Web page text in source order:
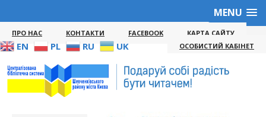
MENU
ПРО НАС КОНТАКТИ FACEBOOK КАРТА САЙТУ
EN PL RU UK ОСОБИСТИЙ КАБІНЕТ